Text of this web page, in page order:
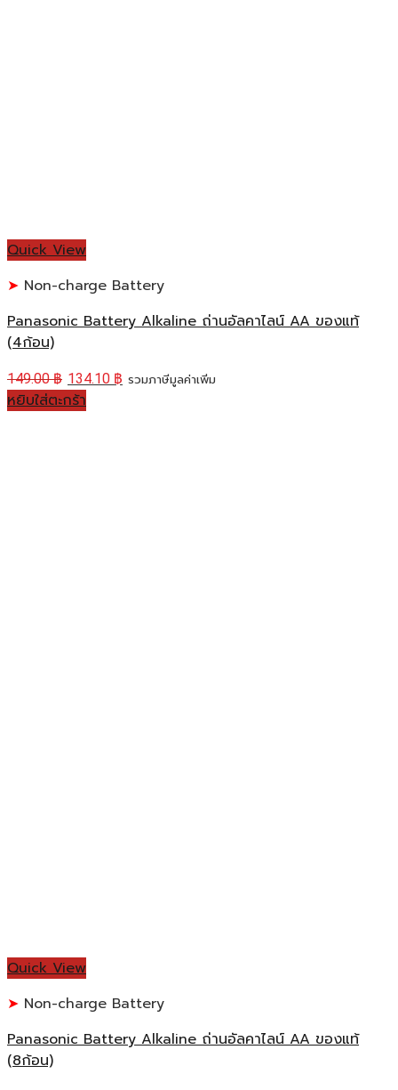
Quick View
Non-charge Battery
Panasonic Battery Alkaline ถ่านอัลคาไลน์ AA ของแท้
(4ก้อน)
149.00฿ 134.10 ฿ รวมภาษีมูลค่าเพิ่ม
หยิบใส่ตะกร้า
Quick View
Non-charge Battery
Panasonic Battery Alkaline ถ่านอัลคาไลน์ AA ของแท้
(8ก้อน)